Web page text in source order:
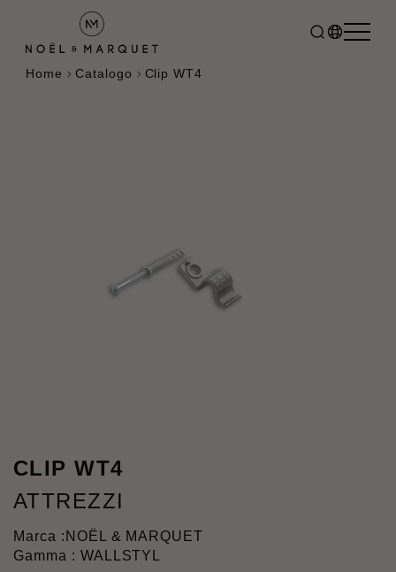
Home Catalogo Clip WT4
CLIP WT4
ATTREZZI
Marca : NOËL & MARQUET
Gamma : WALLSTYL